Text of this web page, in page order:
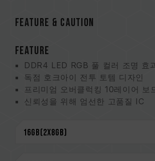
FEATURE & CAUTION
FEATURE
DDR4 LED RGB 풀 컬러 조명 효
독점 호크아이 전투 토템 디자인
프리미엄 오버클럭킹 10레이어 보
신뢰성을 위해 엄선한 고품질 IC